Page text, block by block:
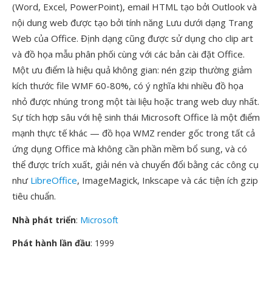
(Word, Excel, PowerPoint), email HTML tạo bởi Outlook và
nội dung web được tạo bởi tính năng Lưu dưới dạng Trang
Web của Office. Định dạng cũng được sử dụng cho clip art
và đồ họa mẫu phân phối cùng với các bản cài đặt Office.
Một ưu điểm là hiệu quả không gian: nén gzip thường giảm
kích thước file WMF 60-80%, có ý nghĩa khi nhiều đồ họa
nhỏ được nhúng trong một tài liệu hoặc trang web duy nhất.
Sự tích hợp sâu với hệ sinh thái Microsoft Office là một điểm
mạnh thực tế khác — đồ họa WMZ render gốc trong tất cả
ứng dụng Office mà không cần phần mềm bổ sung, và có
thể được trích xuất, giải nén và chuyển đổi bằng các công cụ
như LibreOffice, ImageMagick, Inkscape và các tiện ích gzip
tiêu chuẩn.
Nhà phát triển: Microsoft
Phát hành lần đầu: 1999